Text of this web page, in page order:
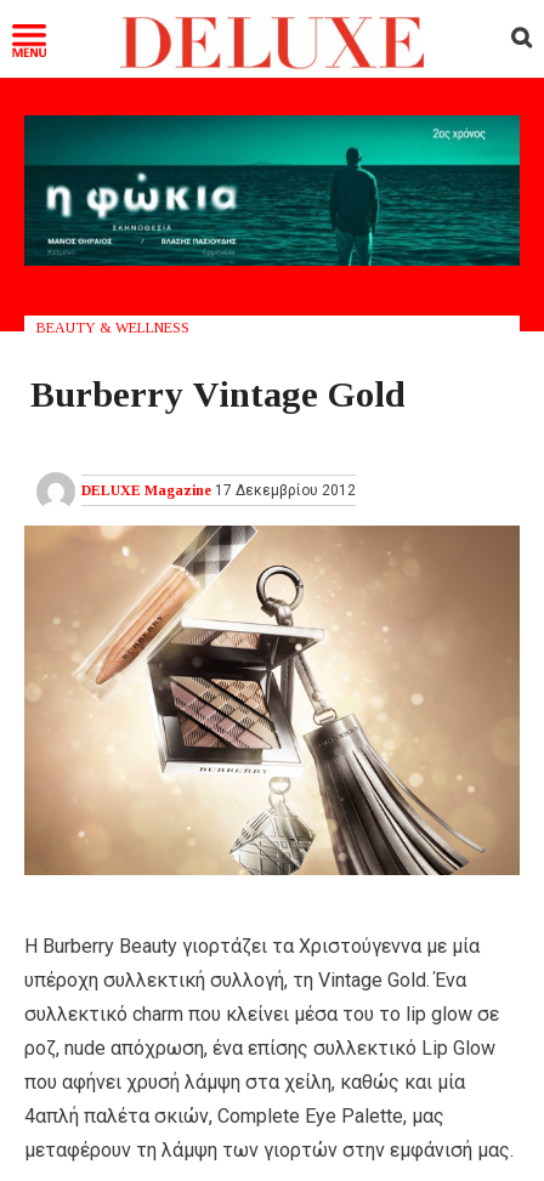
BEAUTY & WELLNESS
Burberry Vintage Gold
DELUXE Magazine 17 Δεκεμβρίου 2012
Η Burberry Beauty γιορτάζει τα Χριστούγεννα με μία
υπέροχη συλλεκτική συλλογή, τη Vintage Gold. Ένα
συλλεκτικό charm που κλείνει μέσα του το lip glow σε
ροζ, nude απόχρωση, ένα επίσης συλλεκτικό Lip Glow
που αφήνει χρυσή λάμψη στα χείλη, καθώς και μία
4απλή παλέτα σκιών, Complete Eye Palette, μας
μεταφέρουν τη λάμψη των γιορτών στην εμφάνισή μας.